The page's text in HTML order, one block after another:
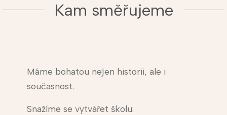
Kam směřujeme
Máme bohatou nejen historii, ale i
současnost.
Snažíme se vytvářet školu: